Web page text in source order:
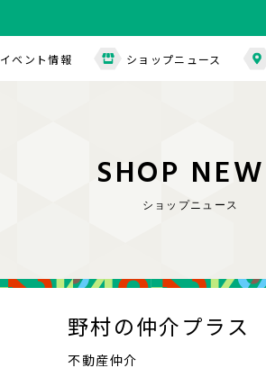
イベント情報 ショップニュース
SHOP NEW
ショップニュース
野村の仲介プラス
不動産仲介